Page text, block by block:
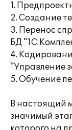
1.
2. Создание
3. Перенос
БД
4.
"Управление
5. Обучение
В настоящий
значимый